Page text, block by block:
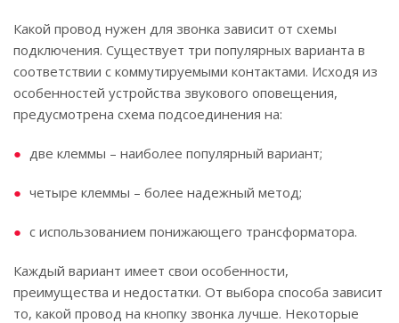
Какой провод нужен для звонка зависит от схемы
подключения. Существует три популярных варианта в
соответствии с коммутируемыми контактами. Исходя из
особенностей устройства звукового оповещения,
предусмотрена схема подсоединения на:
две клеммы – наиболее популярный вариант;
четыре клеммы – более надежный метод;
с использованием понижающего трансформатора.
Каждый вариант имеет свои особенности,
преимущества и недостатки. От выбора способа зависит
то, какой провод на кнопку звонка лучше. Некоторые